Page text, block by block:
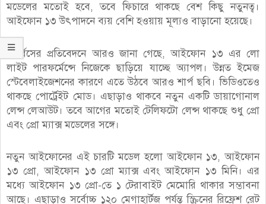
মডেলের মতোই হবে, তবে ফিচারে থাকছে বেশ কিছু নতুনত্ব।
আইফোন ১৩ উৎপাদনে ব্যয় বেশি হওয়ায় মূল্যও বাড়ানো হয়েছে।
ফোর্বসের প্রতিবেদনে আরও জানা গেছে, আইফোন ১৩ এর লো
লাইট পারফর্মেন্সে নিজেকে ছাড়িয়ে যাচ্ছে অ্যাপল। উন্নত ইমেজ
স্টেবেলাইজেশনের কারণে এতে উঠবে আরও শার্প ছবি। ভিডিওতেও
থাকছে পোর্ট্রেইট মোড। এছাড়াও থাকবে নতুন একটি ডায়াগোনাল
লেন্স লেআউট। তবে আগের মতোই টেলিফটো লেন্স থাকছে শুধু প্রো
এবং প্রো ম্যাক্স মডেলের সঙ্গে।
নতুন আইফোনের এই চারটি মডেল হলো আইফোন ১৩, আইফোন
১৩ প্রো, আইফোন ১৩ প্রো ম্যাক্স এবং আইফোন ১৩ মিনি। এর
মধ্যে আইফোন ১৩ প্রো-তে ১ টেরাবাইট মেমোরি থাকার সম্ভাবনা
আছে। এছাড়াও সর্বোচ্চ ১২০ মেগাহার্টজ পর্যন্ত স্ক্রিনের রিফ্রেশ রেট